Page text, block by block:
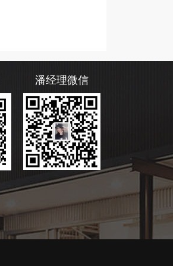
潘经理微信